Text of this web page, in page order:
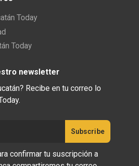
Today
Today
newsletter
Recibe en tu correo lo
confirmar tu suscripción a